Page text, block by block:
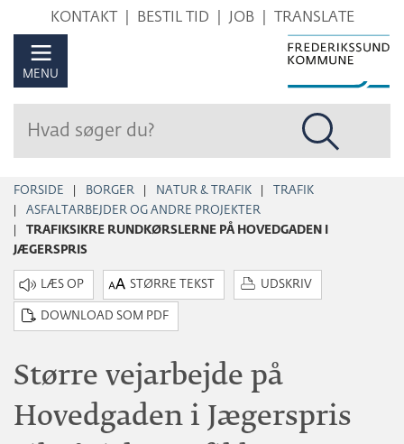
Hop
KONTAKT BESTIL TID JOB TRANSLATE
MENU
FORSIDE BORGER NATUR & TRAFIK
TRAFIK
ASFALTARBEJDER OG ANDRE PROJEKTER
TRAFIKSIKRE RUNDKØRSLERNE PÅ HOVEDGADEN I
JÆGERSPRIS
STØRRE TEKST UDSKRIV
DOWNLOAD SOM PDF
Større vejarbejde på
Hovedgaden i Jægerspris